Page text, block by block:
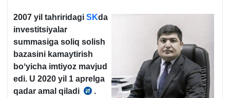
2007 yil tahriridagi SKda
investitsiyalar
summasiga soliq solish
bazasini kamaytirish
boʻyicha imtiyoz mavjud
edi. U 2020 yil 1 aprelga
qadar amal qiladi
30.12.2019
.